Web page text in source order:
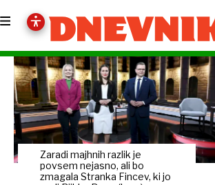
Zaradi majhnih razlik je
povsem nejasno, ali bo
zmagala Stranka Fincev, ki jo